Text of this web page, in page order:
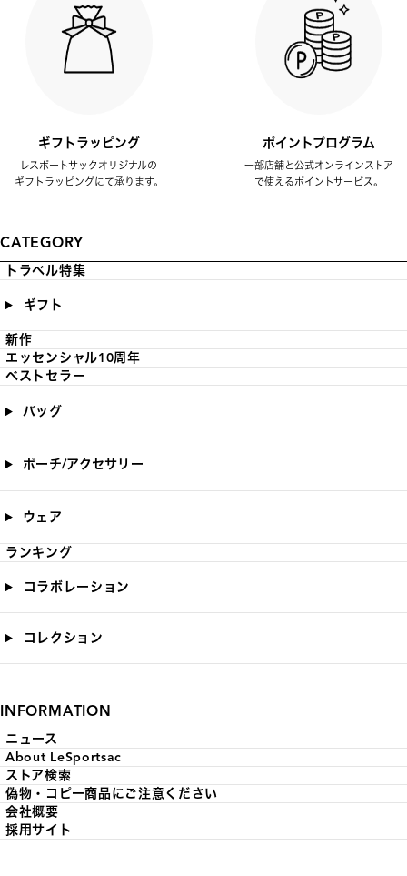
ギフトラッピング
レスポートサックオリジナルの
ギフトラッピングにて承ります。
ポイントプログラム
一部店舗と公式オンラインストア
で使えるポイントサービス。
CATEGORY
トラベル特集
ギフト
新作
エッセンシャル10周年
ベストセラー
バッグ
ポーチ/アクセサリー
ウェア
ランキング
コラボレーション
コレクション
INFORMATION
ニュース
About LeSportsac
ストア検索
偽物・コピー商品にご注意ください
会社概要
採用サイト